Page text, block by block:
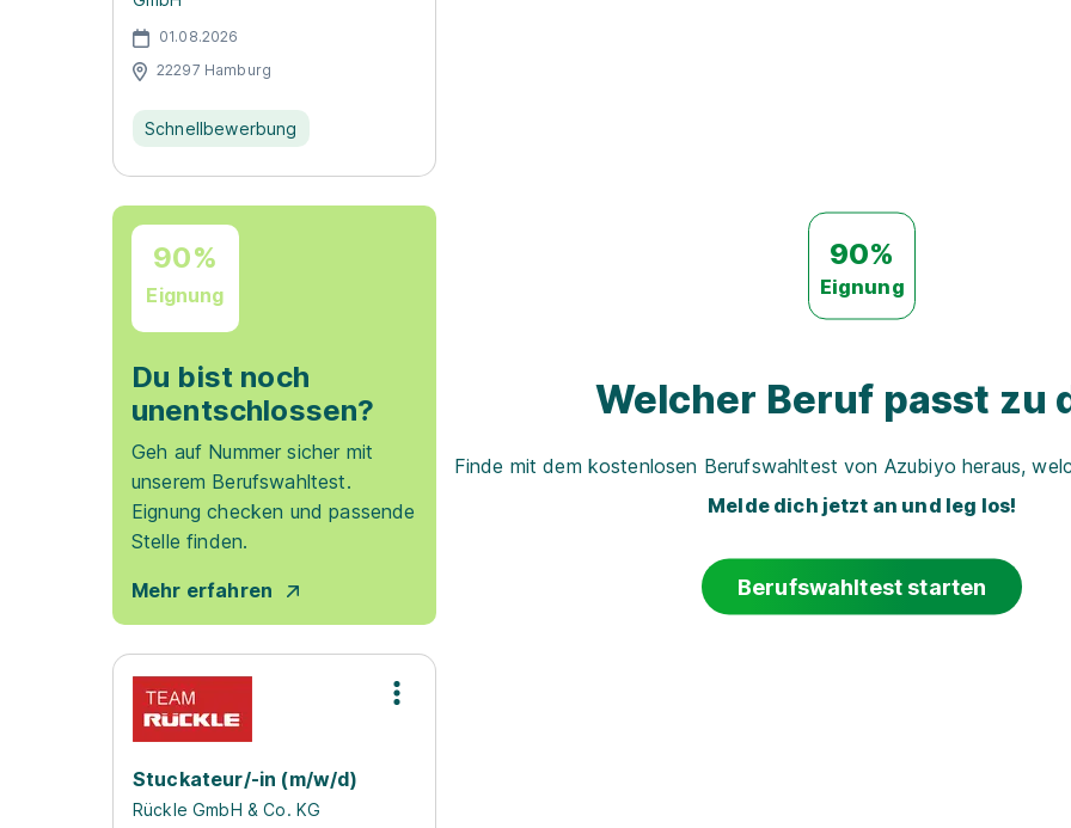
01.08.2026
22297 Hamburg
Schnellbewerbung
90%
Eignung
Du bist noch
unentschlossen?
Geh auf Nummer sicher mit
unserem Berufswahltest.
Eignung checken und passende
Stelle finden.
Mehr erfahren
Stuckateur/-in (m/w/d)
Rückle GmbH & Co. KG
90%
Eignung
Welcher Beruf passt zu
Finde mit dem kostenlosen Berufswahltest von Azubiyo heraus,
Melde dich jetzt an und leg los!
Berufswahltest starten